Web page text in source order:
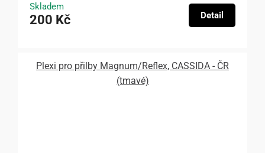
Skladem
200 Kč Detail
Plexi pro přilby Magnum/Reflex, CASSIDA - ČR
(tmavé)